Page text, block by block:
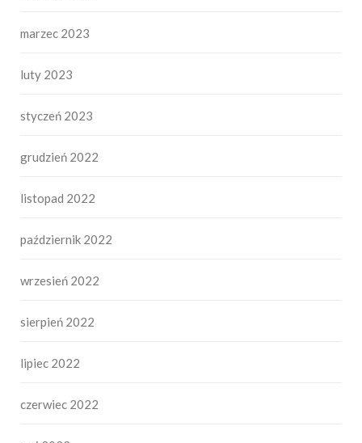
marzec 2023
luty 2023
styczeń 2023
grudzień 2022
listopad 2022
październik 2022
wrzesień 2022
sierpień 2022
lipiec 2022
czerwiec 2022